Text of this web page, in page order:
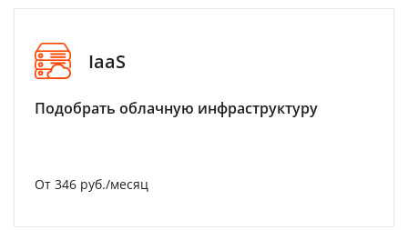
IaaS
Подобрать облачную инфраструктуру
От 346 руб./месяц